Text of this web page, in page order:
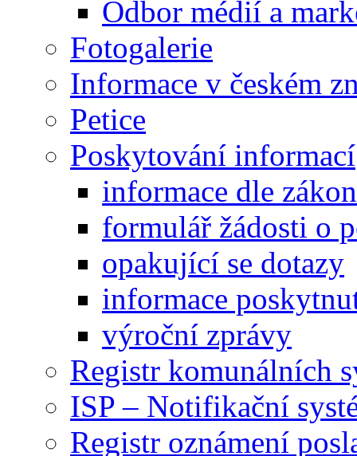
Odbor médií a
Fotogalerie
Informace v českém
Petice
Poskytování informací
informace dle
formulář žádosti o
opakující se dotazy
informace
výroční zprávy
Registr komunálních
ISP – Notifikační
Registr oznámení